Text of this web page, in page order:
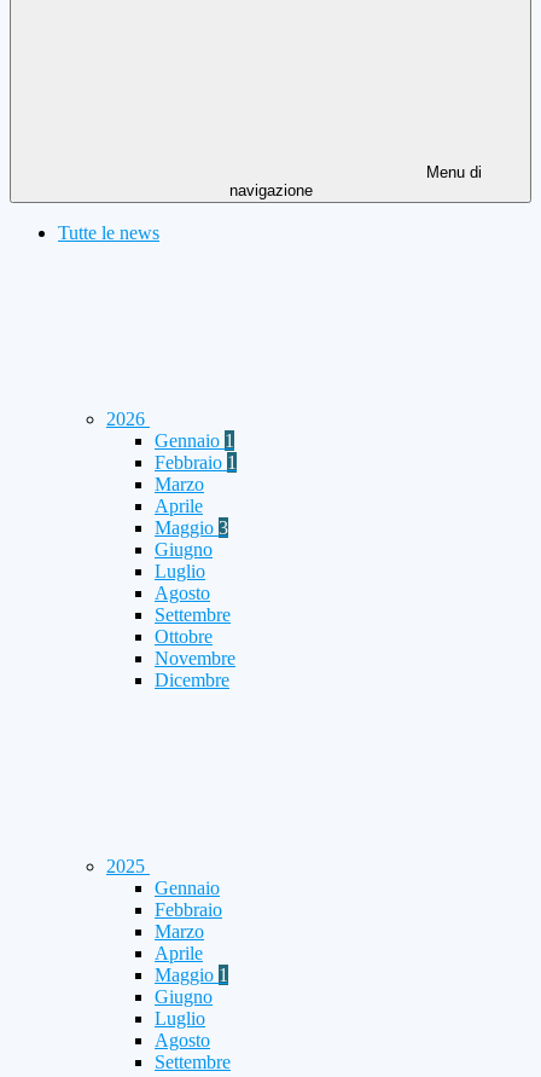
Menu di
navigazione
Tutte le news
2026
Gennaio 1
Febbraio 1
Marzo
Aprile
Maggio 3
Giugno
Luglio
Agosto
Settembre
Ottobre
Novembre
Dicembre
2025
Gennaio
Febbraio
Marzo
Aprile
Maggio 1
Giugno
Luglio
Agosto
Settembre